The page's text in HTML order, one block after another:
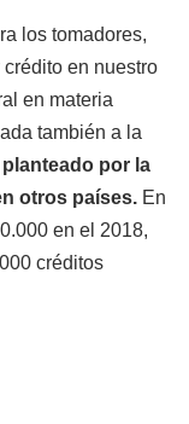
los tomadores,
en nuestro
en materia
también a la
planteado por la
otros países. En
en el 2018,
créditos